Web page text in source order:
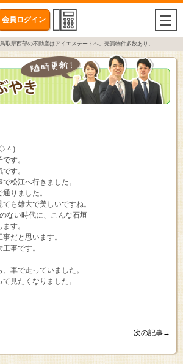
会員ログイン
取県西部の不動産はアイエステートへ。売買物件多数あり。
＾)
す。
す。
松江へ行きました。
りました。
も雄大で美しいですね。
ない時代に、こんな石垣
す。
だと思います。
事です。
車で走っていました。
見たくなりました。
次の記事→